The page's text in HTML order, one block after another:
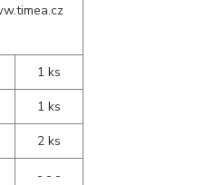
1 ks
1 ks
2 ks
- - -